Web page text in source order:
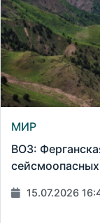
МИР
ВОЗ:
15.07.2026